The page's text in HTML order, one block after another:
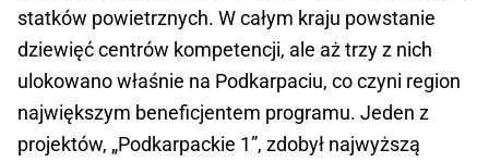
statków powietrznych. W całym kraju powstanie
dziewięć centrów kompetencji, ale aż trzy z nich
ulokowano właśnie na Podkarpaciu, co czyni region
największym beneficjentem programu. Jeden z
projektów, „Podkarpackie 1”, zdobył najwyższą